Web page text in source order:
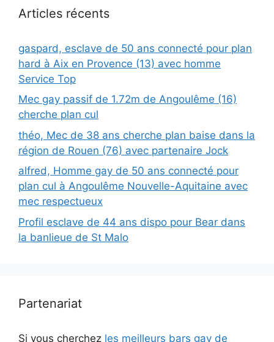
Articles récents
gaspard, esclave de 50 ans connecté pour plan
hard à Aix en Provence (13) avec homme
Service Top
Mec gay passif de 1.72m de Angoulême (16)
cherche plan cul
théo, Mec de 38 ans cherche plan baise dans la
région de Rouen (76) avec partenaire Jock
alfred, Homme gay de 50 ans connecté pour
plan cul à Angoulême Nouvelle-Aquitaine avec
mec respectueux
Profil esclave de 44 ans dispo pour Bear dans
la banlieue de St Malo
Partenariat
Si vous cherchez les meilleurs bars gay de